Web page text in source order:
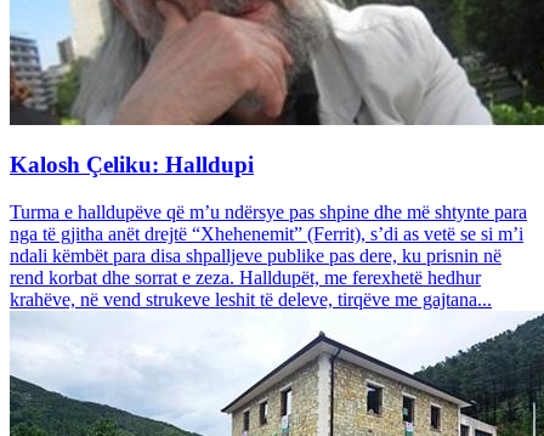
Kalosh Çeliku: Halldupi
Turma e halldupëve që m’u ndërsye pas shpine dhe më shtynte para
nga të gjitha anët drejtë “Xhehenemit” (Ferrit), s’di as vetë se si m’i
ndali këmbët para disa shpalljeve publike pas dere, ku prisnin në
rend korbat dhe sorrat e zeza. Halldupët, me ferexhetë hedhur
krahëve, në vend strukeve leshit të deleve, tirqëve me gajtana...